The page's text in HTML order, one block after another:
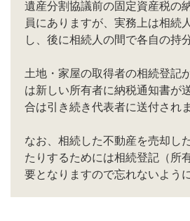
遺産分割協議前の固定資産税の
員にありますが、実務上は相続
し、後に相続人の間で各自の持
土地・家屋の取得者の相続登記
は新しい所有者に納税通知書が
合は引き続き代表者に送付されま
なお、相続した不動産を売却し
たりするためには相続登記（所
要となりますので忘れないよう